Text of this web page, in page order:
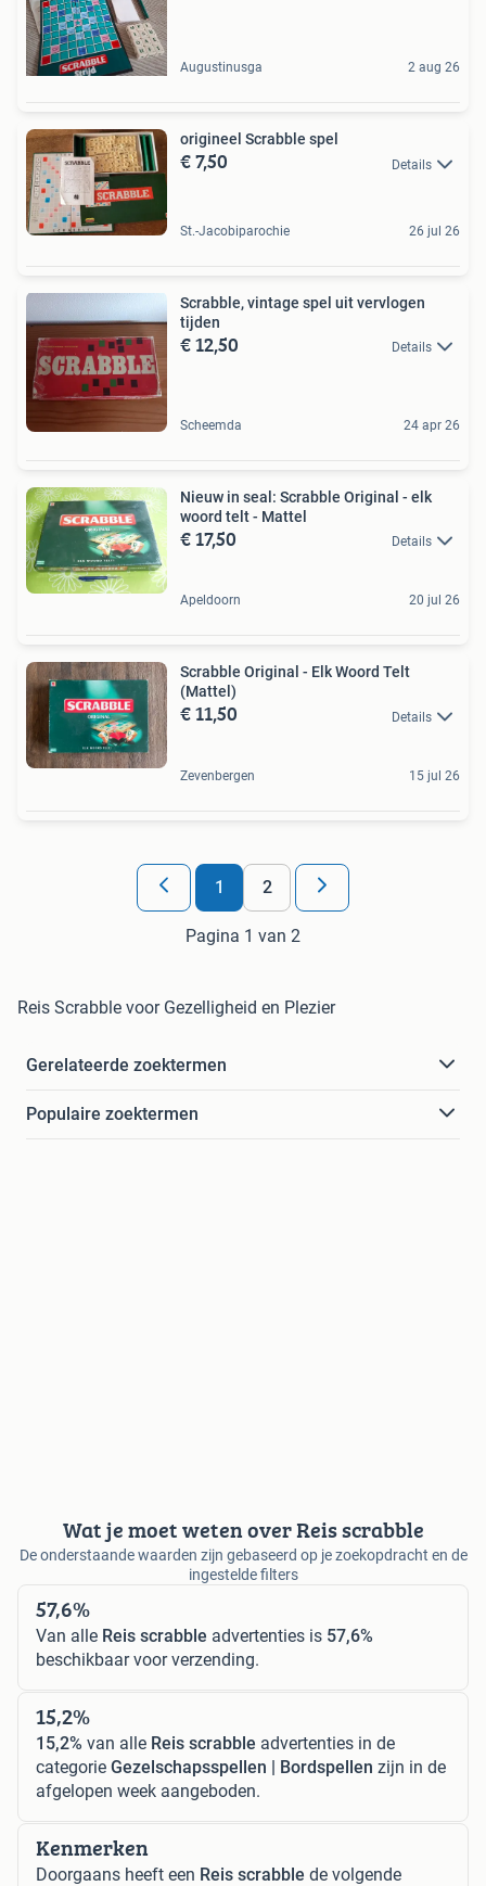
Augustinusga 2 aug 26
origineel Scrabble spel
€ 7,50 Details
St.-Jacobiparochie 26 jul 26
Scrabble, vintage spel uit vervlogen
tijden
€ 12,50 Details
Scheemda 24 apr 26
Nieuw in seal: Scrabble Original - elk
woord telt - Mattel
€ 17,50 Details
Apeldoorn 20 jul 26
Scrabble Original - Elk Woord Telt
(Mattel)
€ 11,50 Details
Zevenbergen 15 jul 26
1 2
Pagina 1 van 2
Reis Scrabble voor Gezelligheid en Plezier
Gerelateerde zoektermen
Populaire zoektermen
Wat je moet weten over Reis scrabble
De onderstaande waarden zijn gebaseerd op je zoekopdracht en de
ingestelde filters
57,6%
Van alle Reis scrabble advertenties is 57,6%
beschikbaar voor verzending.
15,2%
15,2% van alle Reis scrabble advertenties in de
categorie Gezelschapsspellen | Bordspellen zijn in de
afgelopen week aangeboden.
Kenmerken
Doorgaans heeft een Reis scrabble de volgende